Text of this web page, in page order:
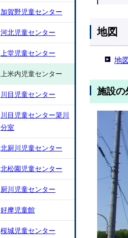
地図
地
施設の
加賀野児童センター
河北児童センター
上堂児童センター
上米内児童センター
川目児童センター
川目児童センター簗川
分室
北厨川児童センター
北松園児童センター
厨川児童センター
好摩児童館
桜城児童センター